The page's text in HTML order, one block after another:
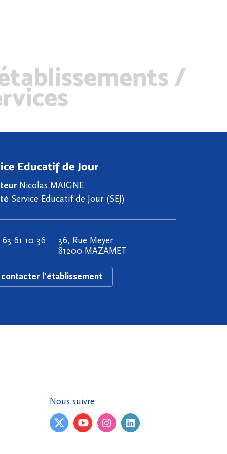
/
Educatif de Jour
Nicolas MAIGNE
Service Educatif de Jour (SEJ)
61 10 36
36, Rue Meyer
81200 MAZAMET
contacter l'établissement
Nous suivre